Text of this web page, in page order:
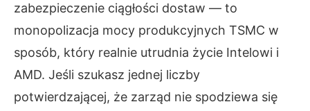
zabezpieczenie ciągłości dostaw — to
monopolizacja mocy produkcyjnych TSMC w
sposób, który realnie utrudnia życie Intelowi i
AMD. Jeśli szukasz jednej liczby
potwierdzającej, że zarząd nie spodziewa się